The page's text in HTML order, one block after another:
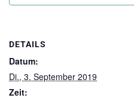
DETAILS
Datum:
Di., 3. September 2019
Zeit: